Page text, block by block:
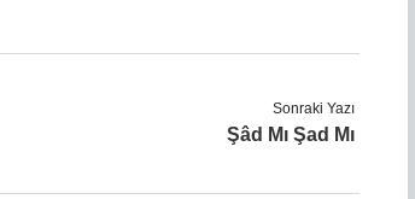
Sonraki Yazı
Şâd Mı Şad Mı